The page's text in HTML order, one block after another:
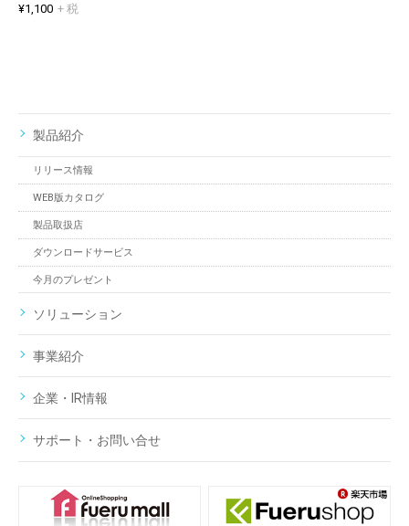
¥1,100 + 税
製品紹介
リリース情報
WEB版カタログ
製品取扱店
ダウンロードサービス
今月のプレゼント
ソリューション
事業紹介
企業・IR情報
サポート・お問い合せ